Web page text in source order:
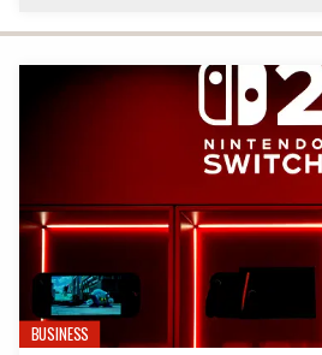
BUSINESS